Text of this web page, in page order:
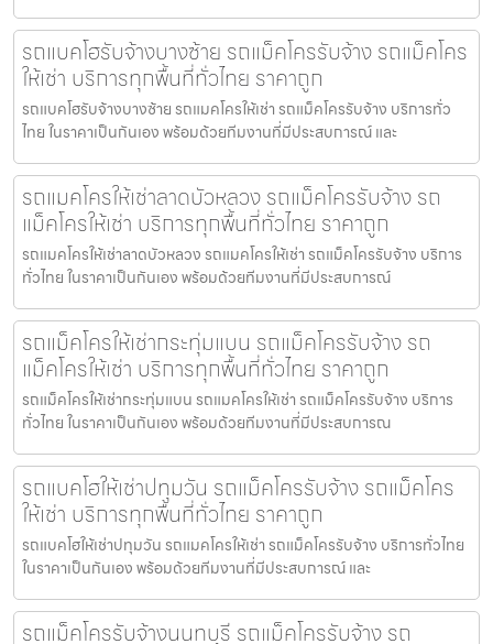
รถแบคโฮรับจ้างบางซ้าย รถแม็คโครรับจ้าง รถแม็คโคร
ให้เช่า บริการทุกพื้นที่ทั่วไทย ราคาถูก
รถแบคโฮรับจ้างบางซ้าย รถแมคโครให้เช่า รถแม็คโครรับจ้าง บริการทั่ว
ไทย ในราคาเป็นกันเอง พร้อมด้วยทีมงานที่มีประสบการณ์ และ
รถแมคโครให้เช่าลาดบัวหลวง รถแม็คโครรับจ้าง รถ
แม็คโครให้เช่า บริการทุกพื้นที่ทั่วไทย ราคาถูก
รถแมคโครให้เช่าลาดบัวหลวง รถแมคโครให้เช่า รถแม็คโครรับจ้าง บริการ
ทั่วไทย ในราคาเป็นกันเอง พร้อมด้วยทีมงานที่มีประสบการณ์
รถแม็คโครให้เช่ากระทุ่มแบน รถแม็คโครรับจ้าง รถ
แม็คโครให้เช่า บริการทุกพื้นที่ทั่วไทย ราคาถูก
รถแม็คโครให้เช่ากระทุ่มแบน รถแมคโครให้เช่า รถแม็คโครรับจ้าง บริการ
ทั่วไทย ในราคาเป็นกันเอง พร้อมด้วยทีมงานที่มีประสบการณ
รถแบคโฮให้เช่าปทุมวัน รถแม็คโครรับจ้าง รถแม็คโคร
ให้เช่า บริการทุกพื้นที่ทั่วไทย ราคาถูก
รถแบคโฮให้เช่าปทุมวัน รถแมคโครให้เช่า รถแม็คโครรับจ้าง บริการทั่วไทย
ในราคาเป็นกันเอง พร้อมด้วยทีมงานที่มีประสบการณ์ และ
รถแม็คโครรับจ้างนนทบุรี รถแม็คโครรับจ้าง รถ